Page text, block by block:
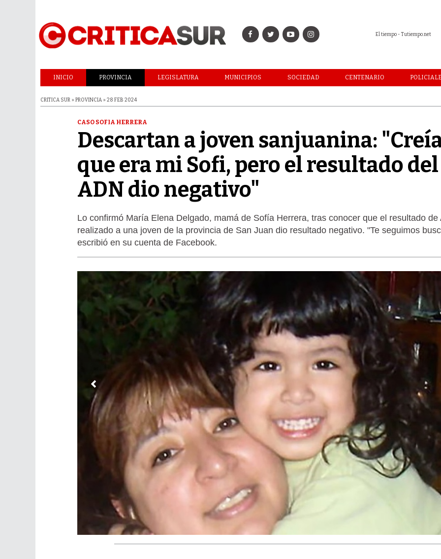
El tiempo - Tutiempo.net
INICIO PROVINCIA LEGISLATURA MUNICIPIOS SOCIEDAD CENTENARIO
CRITICA SUR » PROVINCIA » 28 FEB 2024
CASO SOFIA HERRERA
Descartan a joven sanjuanina:
que era mi Sofi, pero el resultado del
ADN dio negativo"
Lo confirmó María Elena Delgado, mamá de Sofía Herrera, tras conocer que el resultado de
realizado a una joven de la provincia de San Juan dio resultado negativo. "Te seguimos
escribió en su cuenta de Facebook.
LAGARTIJA MAGALLÁNICA, EL
TIERRA DEL FUEGO